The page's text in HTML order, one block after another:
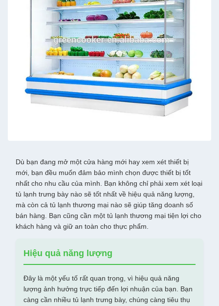
Dù bạn đang mở một cửa hàng mới hay xem xét thiết bị
mới, bạn đều muốn đảm bảo mình chọn được thiết bị tốt
nhất cho nhu cầu của mình. Bạn không chỉ phải xem xét loại
tủ lạnh trưng bày nào sẽ tốt nhất về hiệu quả năng lượng,
mà còn cả tủ lạnh thương mại nào sẽ giúp tăng doanh số
bán hàng. Bạn cũng cần một tủ lạnh thương mại tiện lợi cho
khách hàng và giữ an toàn cho thực phẩm.
Hiệu quả năng lượng
Đây là một yếu tố rất quan trọng, vì hiệu quả năng
lượng ảnh hưởng trực tiếp đến lợi nhuận của bạn. Bạn
càng cần nhiều tủ lạnh trưng bày, chúng càng tiêu thụ